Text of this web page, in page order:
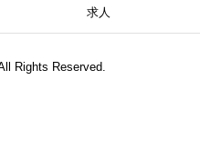
求人
Rights Reserved.